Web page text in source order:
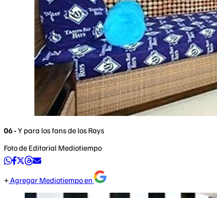
06 -Y para los fans de los Rays
Foto de Editorial Mediotiempo
Agregar Mediotiempo en